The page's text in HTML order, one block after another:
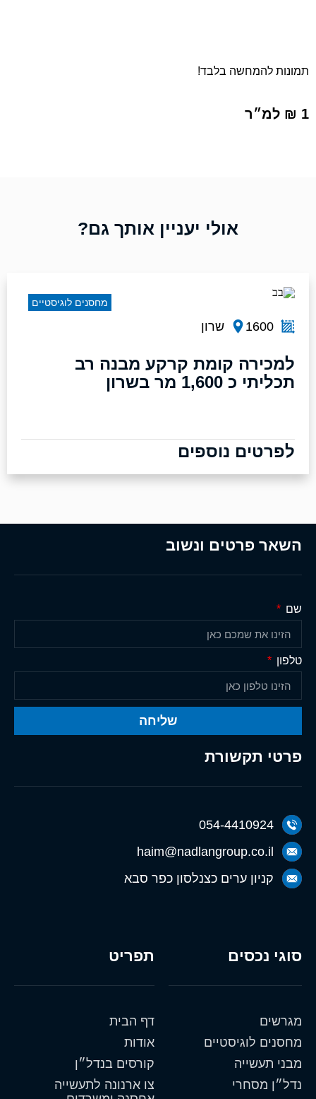
תמונות להמחשה בלבד!
1 ₪ למ״ר
אולי יעניין אותך גם?
1600 שרון
למכירה קומת קרקע מבנה רב
תכליתי כ 1,600 מר בשרון
לפרטים נוספים
מחסנים לוגיסטיים
תפריט
דף הבית
אודות
קורסים בנדל״ן
צו ארנונה לתעשייה
סוגי נכסים
מגרשים
מחסנים לוגיסטיים
מבני תעשייה
נדל״ן מסחרי
פרטי תקשורת
054-4410924
haim@nadlangroup.co.il
קניון ערים כצנלסון כפר סבא
השאר פרטים ונשוב
שם
טלפון
שליחה